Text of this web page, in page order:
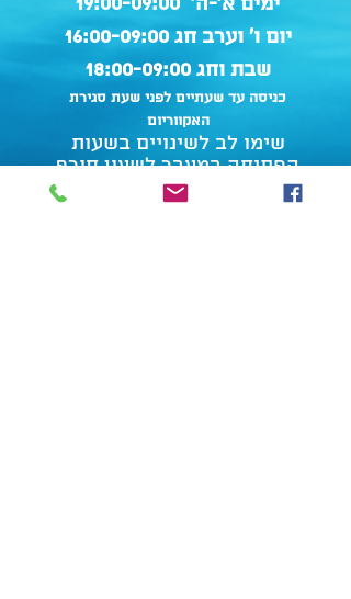
יום ו' וערב חג 16:00-09:00
שבת וחג 18:00-09:00
כניסה עד שעתיים לפני שעת סגירת
האקווריום
שימו לב לשינויים בשעות
הפתיחה במעבר לשעון חורף